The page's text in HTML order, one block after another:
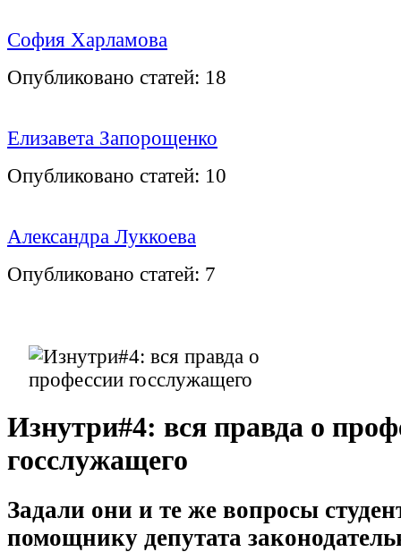
София Харламова
Опубликовано статей: 18
Елизавета Запорощенко
Опубликовано статей: 10
Александра Луккоева
Опубликовано статей: 7
Изнутри#4: вся правда о
госслужащего
Задали они и те же вопросы
помощнику депутата